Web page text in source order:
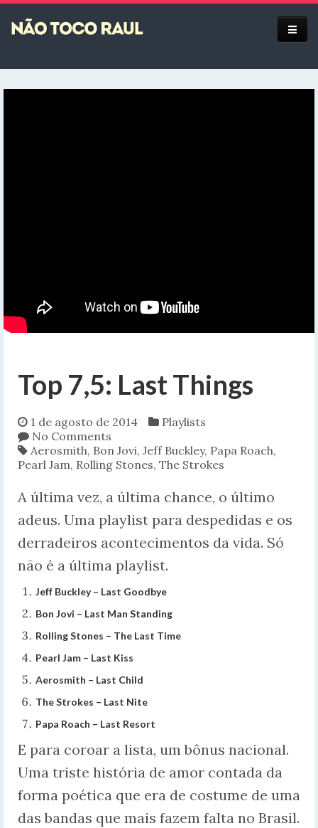
Equipe
Top 7,5: Last Things
1 de agosto de 2014
Playlists
No Comments
Aerosmith, Bon Jovi, Jeff Buckley, Papa Roach,
Pearl Jam, Rolling Stones, The Strokes
A última vez, a última chance, o último
adeus. Uma playlist para despedidas e os
derradeiros acontecimentos da vida. Só
não é a última playlist.
Jeff Buckley – Last Goodbye
Bon Jovi – Last Man Standing
Rolling Stones – The Last Time
Pearl Jam – Last Kiss
Aerosmith – Last Child
The Strokes – Last Nite
Papa Roach – Last Resort
E para coroar a lista, um bônus nacional.
Uma triste história de amor contada da
forma poética que era de costume de uma
das bandas que mais fazem falta no Brasil.